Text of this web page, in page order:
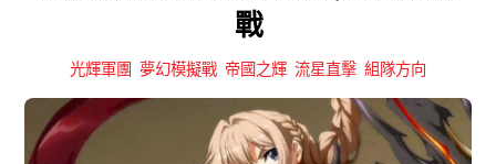
戰
光輝軍團 夢幻模擬戰 帝國之輝 流星直擊 組隊方向